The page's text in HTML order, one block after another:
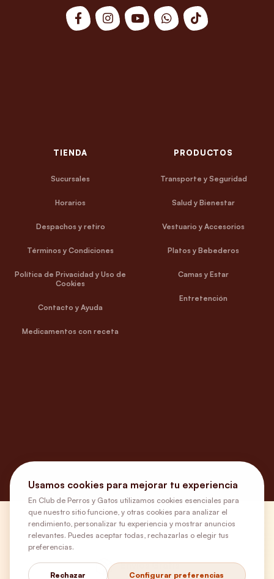
TIENDA
Sucursales
Horarios
Despachos y retiro
Términos y Condiciones
Política de Privacidad y Uso de
Cookies
Contacto y Ayuda
Medicamentos con receta
PRODUCTOS
Transporte y Seguridad
Salud y Bienestar
Vestuario y Accesorios
Platos y Bebederos
Camas y Estar
Entretención
¿Necesitas ayuda?
Envíos Gratis
Usamos cookies para mejorar tu experiencia
En Club de Perros y Gatos utilizamos cookies esenciales para
que nuestro sitio funcione, y otras cookies para analizar el
rendimiento, personalizar tu experiencia y mostrar anuncios
relevantes. Puedes aceptar todas, rechazarlas o elegir tus
preferencias.
Rechazar Configurar preferencias